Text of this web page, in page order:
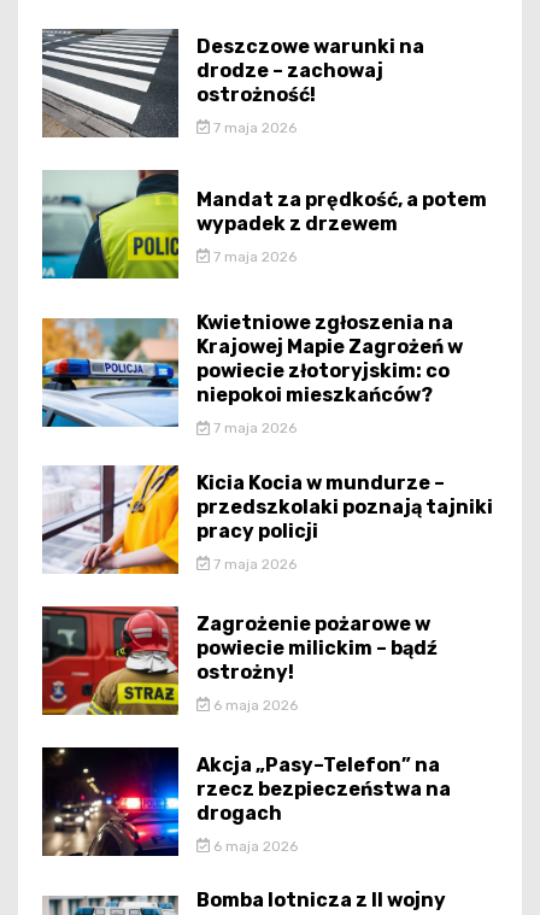
Deszczowe warunki na
drodze – zachowaj
ostrożność!
7 maja 2026
Mandat za prędkość, a potem
wypadek z drzewem
7 maja 2026
Kwietniowe zgłoszenia na
Krajowej Mapie Zagrożeń w
powiecie złotoryjskim: co
niepokoi mieszkańców?
7 maja 2026
Kicia Kocia w mundurze –
przedszkolaki poznają tajniki
pracy policji
7 maja 2026
Zagrożenie pożarowe w
powiecie milickim – bądź
ostrożny!
6 maja 2026
Akcja „Pasy–Telefon” na
rzecz bezpieczeństwa na
drogach
6 maja 2026
Bomba lotnicza z II wojny